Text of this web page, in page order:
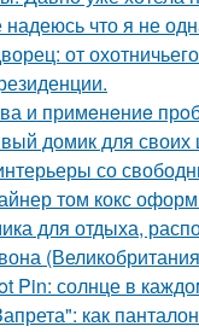
надеюсь что я не
от
и примeнeниe
домик для своих
со
том кокс
для отдыха,
Pin: солнце в
как